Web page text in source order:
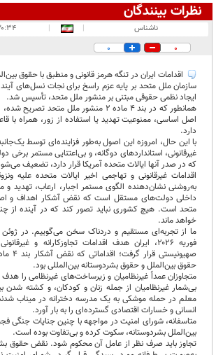
نظرات بینندگان
در انتظار بررسی:
ناشناس |
|
۲۰:۳۴ - ۱۴۰۵/
0
0
اقدامات ایران در تنگه هرمز قانونی و منطبق با حقوق
سازمان ملل متحد بر پایه عزم راسخ برای نجات نسل‌های
ایجاد نظمی حقوقی مبتنی بر منشور ملل متحد، تأسیس شد.
همانطور که در بند ۴ ماده ۲ منشور ملل
اصل اساسی، ممنوعیت تهدید یا استفاده از زور، همراه با
دارد.
با این حال، امروزه این اصول به‌طور فزاینده‌ای توسط
غیرقانونی، استاندارد‌های دوگانه، و بی‌اعتنایی مستمر برخی
که در صدر آنها ایالات متحده آمریکا قرار دارد، تضعیف
اقدامات غیرقانونی و تهاجمی اخیر ایالات متحده علیه
به‌روشنی نشان‌دهنده الگوی مستمر اجبار، ارعاب، تهدید و
داخلی دولت‌های مستقل است که نقض آشکار اهداف و
متحد است. هیچ کشوری نباید تصور کند که در آینده از
خواهد ماند.
فوریه ۲۰۲۶، ایران هدف اقدامات تجاوزکارانه و
حقوق بین‌الملل و حقوق بشردوستانه بین‌المللی بود.
متجاوزان عمداً غیرنظامیان و زیرساخت‌های غیرنظامی را هدف
معلم در حمله موشکی به یک مدرسه دخترانه در میناب
انسانی و خسارات اقتصادی گسترده‌ای را به بار آورد.
متاسفانه، شورای امنیت در مواجهه با چنین جنایات
بین‌الملل بشردوستانه، سکوت کرده و بی‌تفاوت بوده است.
تجاوز باید صرف نظر از عامل آن محکوم شود. نقض حقوق